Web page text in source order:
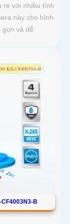
re với nhiều tính
này cho hình
gọn và dễ
CF4003N3-B